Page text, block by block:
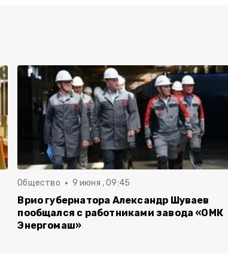
Общество 9 июня , 09:45
Врио губернатора Александр Шуваев
пообщался с работниками завода «ОМК
Энергомаш»